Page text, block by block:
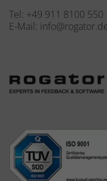
Tel: +49 911 8100 550
E-Mail: